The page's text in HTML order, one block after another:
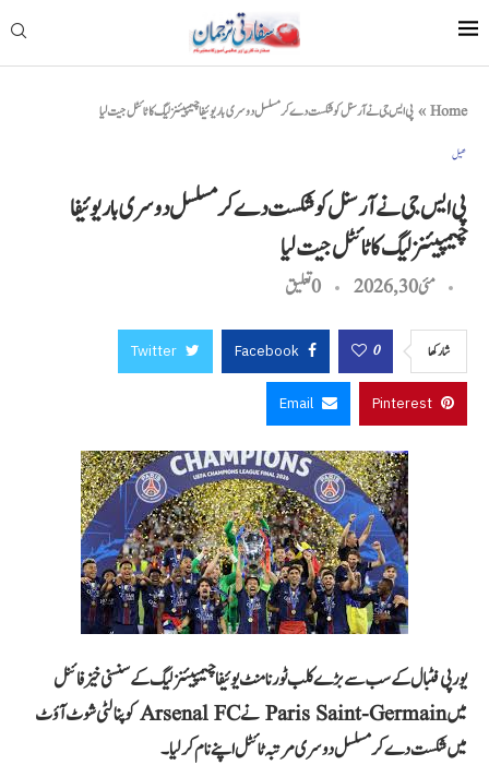
Home
» پی ایس جی نے آرسنل کو شکست دے کر مسلسل دوسری بار یوئیفا چیمپیئنز لیگ کا ٹائٹل جیت لیا
کھیل
پی ایس جی نے آرسنل کو شکست دے کر مسلسل دوسری بار یوئیفا
چیمپیئنز لیگ کا ٹائٹل جیت لیا
مئی 30, 2026 0 تعليق
شاركها 0
Facebook
Twitter
Pinterest
Email
یورپی فٹبال کے سب سے بڑے کلب ٹورنامنٹ یوئیفا چیمپیئنز لیگ کے سنسنی خیز فائنل
میں Paris Saint-Germain نے Arsenal FC کو پنالٹی شوٹ آؤٹ
میں شکست دے کر مسلسل دوسری مرتبہ ٹائٹل اپنے نام کر لیا۔